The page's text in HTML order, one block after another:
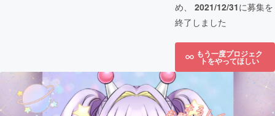
め、 2021/12/31に募集を
終了しました
もう一度プロジェク
トをやってほしい